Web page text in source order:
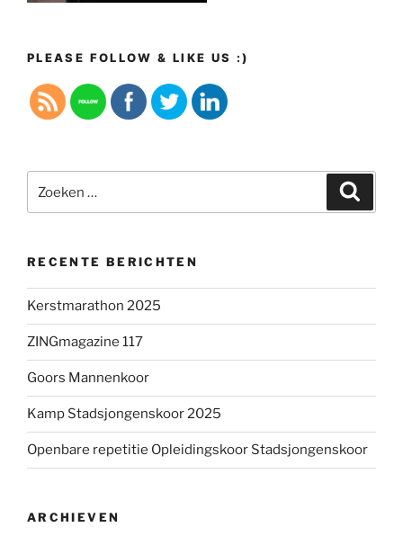
PLEASE FOLLOW & LIKE US :)
naar:
RECENTE BERICHTEN
Kerstmarathon 2025
ZINGmagazine 117
Goors Mannenkoor
Kamp Stadsjongenskoor 2025
Openbare repetitie Opleidingskoor Stadsjongenskoor
ARCHIEVEN